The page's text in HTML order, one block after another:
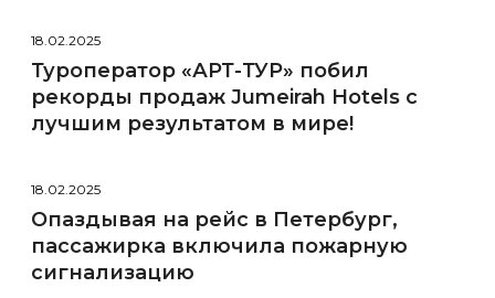
18.02.2025
Туроператор «АРТ-ТУР» побил
рекорды продаж Jumeirah Hotels с
лучшим результатом в мире!
18.02.2025
Опаздывая на рейс в Петербург,
пассажирка включила пожарную
сигнализацию